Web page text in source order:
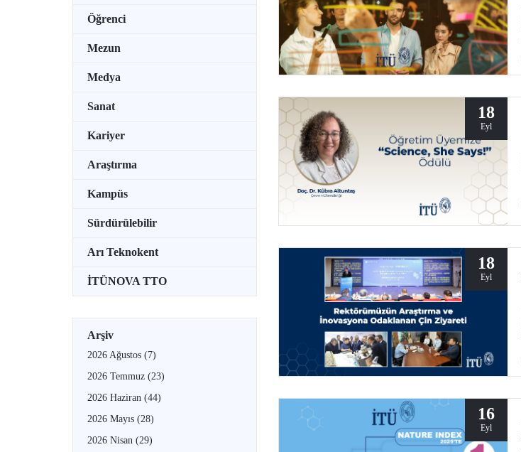
Öğrenci
Mezun
Medya
Sanat
Kariyer
Araştırma
Kampüs
Sürdürülebilir
Arı Teknokent
İTÜNOVA TTO
Arşiv
2026 Ağustos (7)
2026 Temmuz (23)
2026 Haziran (44)
2026 Mayıs (28)
2026 Nisan (29)
18
Eyl
18
Eyl
16
Eyl